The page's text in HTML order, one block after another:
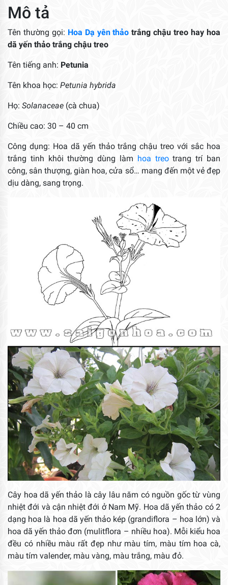
Mô tả
Tên thường gọi: Hoa Dạ yên thảo trắng chậu treo hay hoa
dã yến thảo trắng chậu treo
Tên tiếng anh: Petunia
Tên khoa học: Petunia hybrida
Họ: Solanaceae (cà chua)
Chiều cao: 30 – 40 cm
Công dụng: Hoa dã yến thảo trắng chậu treo với sắc hoa
trắng tinh khôi thường dùng làm hoa treotrang trí ban
công, sân thượng, giàn hoa, cửa sổ… mang đến một vẻ đẹp
dịu dàng, sang trọng.
Cây hoa dã yến thảo là cây lâu năm có nguồn gốc từ vùng
nhiệt đới và cận nhiệt đới ở Nam Mỹ. Hoa dã yến thảo có 2
dạng hoa là hoa dã yến thảo kép (grandiflora – hoa lớn) và
hoa dã yến thảo đơn (mulitflora – nhiều hoa). Mỗi kiểu hoa
đều có nhiều màu rất đẹp như màu tím, màu tím hoa cà,
màu tím valender, màu vàng, màu trắng, màu đỏ.